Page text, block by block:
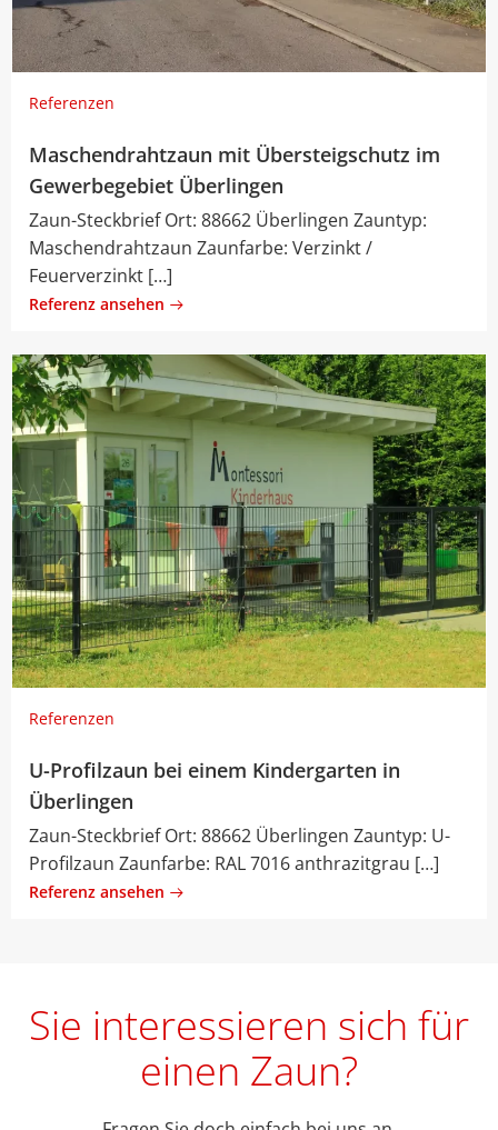
Referenzen
Maschendrahtzaun mit Übersteigschutz im
Gewerbegebiet Überlingen
Zaun-Steckbrief Ort: 88662 Überlingen Zauntyp:
Maschendrahtzaun Zaunfarbe: Verzinkt /
Feuerverzinkt […]
Referenz ansehen
Referenzen
U-Profilzaun bei einem Kindergarten in
Überlingen
Zaun-Steckbrief Ort: 88662 Überlingen Zauntyp: U-
Profilzaun Zaunfarbe: RAL 7016 anthrazitgrau […]
Referenz ansehen
Sie interessieren sich für
einen Zaun?